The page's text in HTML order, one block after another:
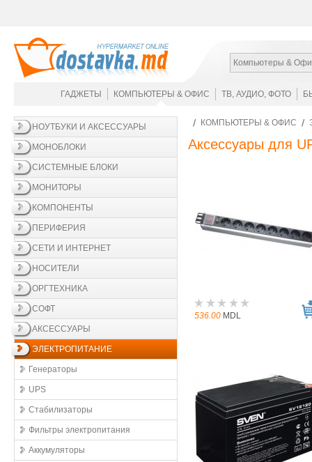
Компьютеры &
ГАДЖЕТЫ КОМПЬЮТЕРЫ & ОФИС ТВ, АУДИО, ФОТО
НОУТБУКИ И АКСЕССУАРЫ
МОНОБЛОКИ
СИСТЕМНЫЕ БЛОКИ
МОНИТОРЫ
КОМПОНЕНТЫ
ПЕРИФЕРИЯ
СЕТИ И ИНТЕРНЕТ
НОСИТЕЛИ
ОРГТЕХНИКА
СОФТ
АКСЕССУАРЫ
ЭЛЕКТРОПИТАНИЕ
Генераторы
UPS
Стабилизаторы
Фильтры электропитания
Аккумуляторы
КОМПЬЮТЕРЫ & ОФИС
Аксессуары для
536.00 MDL